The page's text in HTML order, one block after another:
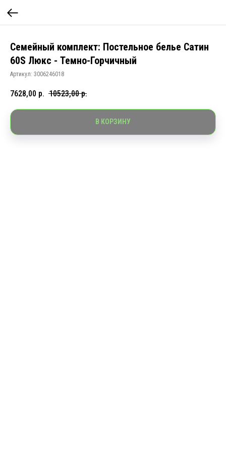
Семейный комплект: Постельное белье Сатин
60S Люкс - Темно-Горчичный
Артикул: 3006246018
7628,00 р. 10523,00 р.
В КОРЗИНУ